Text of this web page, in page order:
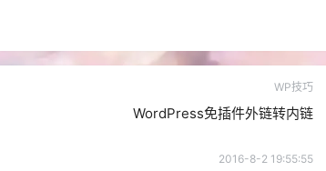
WP技巧
WordPress免插件外链转内链
2016-8-2 19:55:55